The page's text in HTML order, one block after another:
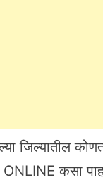
जिल्यातील
कसा